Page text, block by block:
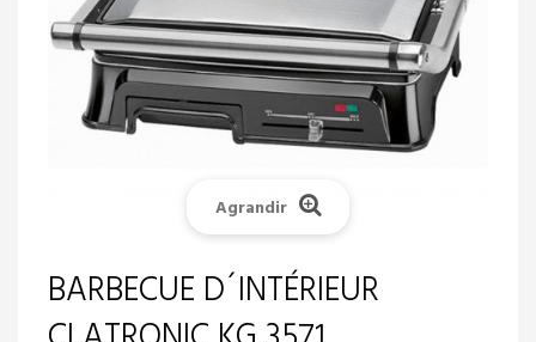
Agrandir
BARBECUE D´INTÉRIEUR